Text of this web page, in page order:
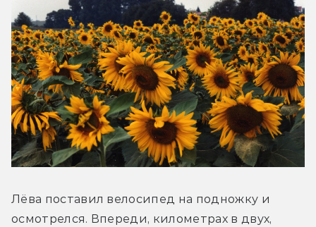
Лёва поставил велосипед на подножку и
осмотрелся. Впереди, километрах в двух,